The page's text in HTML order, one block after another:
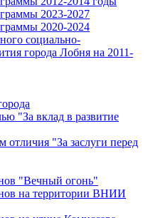
2023-2027
2020-2024
социально-
города Лобня на 2011-
"За вклад в развитие
отличия "За заслуги перед
"Вечный огонь"
на территории ВНИИ